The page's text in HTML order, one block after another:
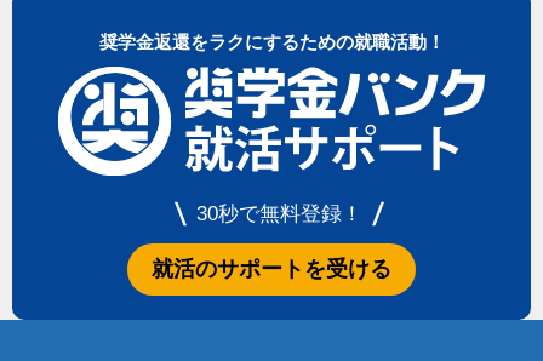
奨学金返還をラクにするための就職活動！
30秒で無料登録！
就活のサポートを受ける